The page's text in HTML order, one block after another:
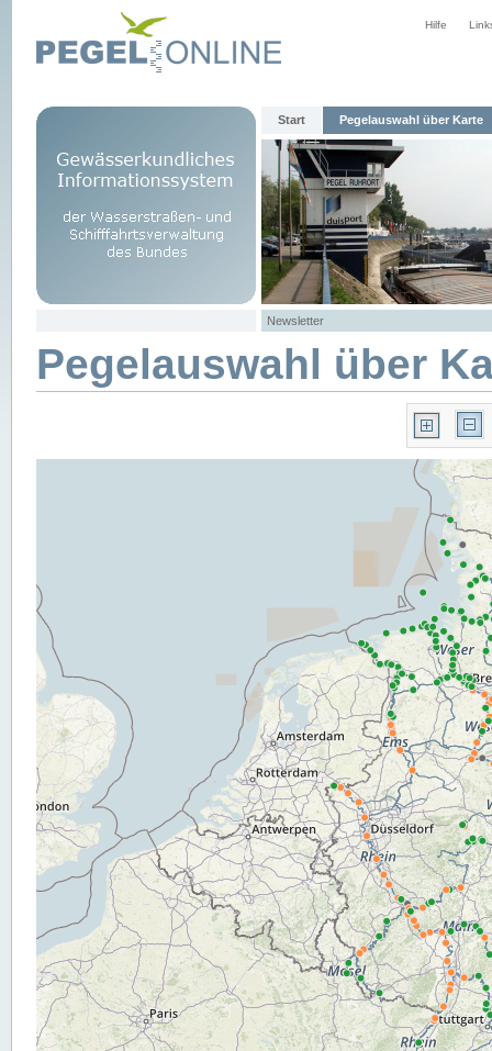
Hilfe
Start Pegelauswahl über Karte
Newsletter
Pegelauswahl über